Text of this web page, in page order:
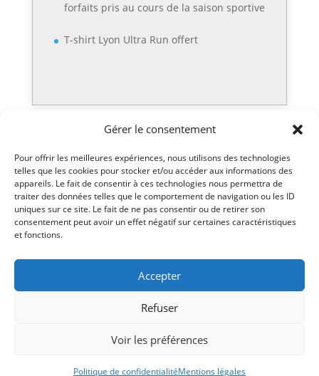
Gérer le consentement
Pour offrir les meilleures expériences, nous utilisons des technologies
telles que les cookies pour stocker et/ou accéder aux informations des
appareils. Le fait de consentir à ces technologies nous permettra de
traiter des données telles que le comportement de navigation ou les ID
uniques sur ce site. Le fait de ne pas consentir ou de retirer son
consentement peut avoir un effet négatif sur certaines caractéristiques
et fonctions.
Accepter
Refuser
Voir les préférences
Politique de confidentialitéMentions légales
forfaits pris au cours de la saison sportive
T-shirt Lyon Ultra Run offert
€60/carte